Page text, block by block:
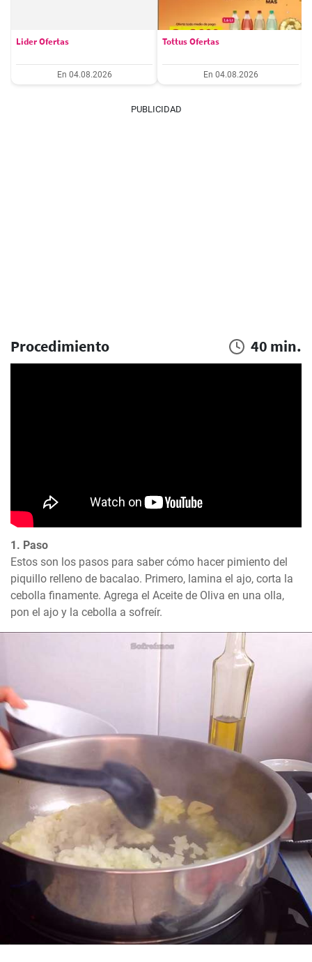
Lider Ofertas
En 04.08.2026
Tottus Ofertas
En 04.08.2026
PUBLICIDAD
Procedimiento 40 min.
1. Paso
Estos son los pasos para saber cómo hacer pimiento del
piquillo relleno de bacalao. Primero, lamina el ajo, corta la
cebolla finamente. Agrega el Aceite de Oliva en una olla,
pon el ajo y la cebolla a sofreír.